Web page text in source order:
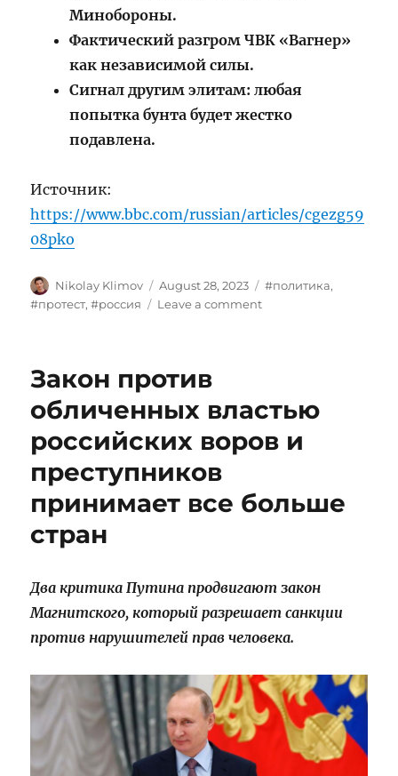
Минобороны.
Фактический разгром ЧВК «Вагнер»
как независимой силы.
Сигнал другим элитам: любая
попытка бунта будет жестко
подавлена.
Источник:
https://www.bbc.com/russian/articles/cgezg59
08pko
Author
Nikolay Klimov
Posted
on
August 28, 2023 Tags
#политика,
#протест,#россия Leave a commenton
Закон против
обличенных властью
российских воров и
преступников
принимает все больше
стран
Два критика Путина продвигают закон
Магнитского, который разрешает санкции
против нарушителей прав человека.